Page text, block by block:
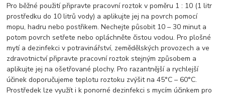
Pro běžné použití připravte pracovní roztok v poměru 1 : 10 (1 litr
prostředku do 10 litrů vody) a aplikujte jej na povrch pomocí
mopu, hadru nebo postřikem. Nechejte působit 10 – 30 minut a
potom povrch setřete nebo opláchněte čistou vodou. Pro plošné
mytí a dezinfekci v potravinářství, zemědělských provozech a ve
zdravotnictví připravte pracovní roztok stejným způsobem a
aplikujte jej na ošetřované plochy. Pro razantnější a rychlejší
účinek doporučujeme teplotu roztoku zvýšit na 45°C – 60°C.
Prostředek lze využít i k ponorné dezinfekci s mycím účinkem pro